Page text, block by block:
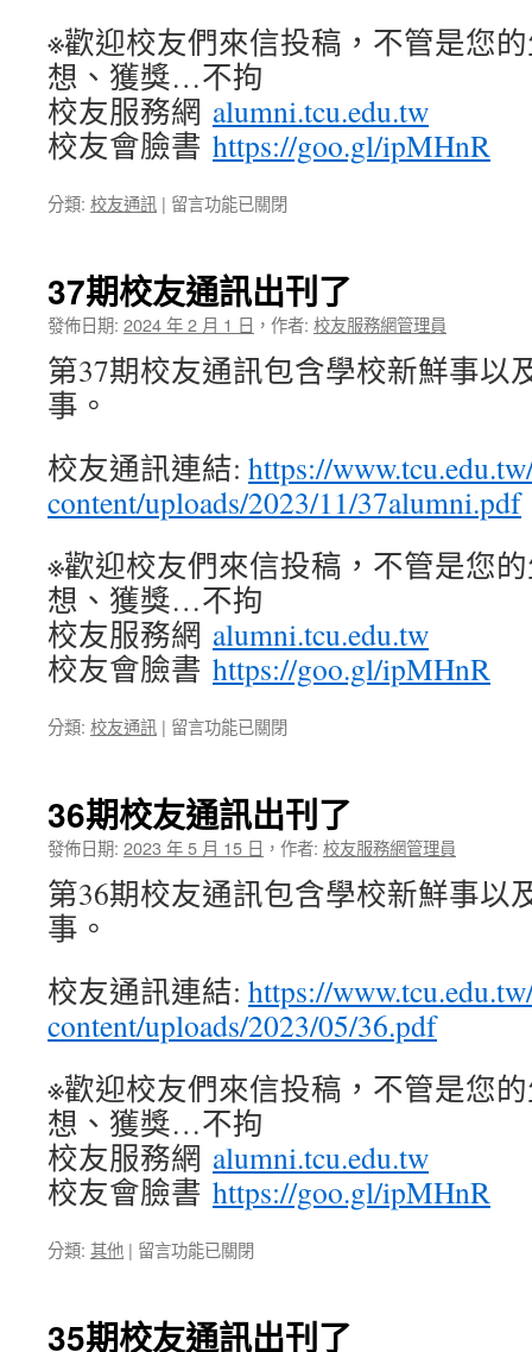
※歡迎校友們來信投稿，不管是您
想、獲獎…不拘
校友服務網 alumni.tcu.edu.tw
校友會臉書 https://goo.gl/ipMHnR
分類: 校友通訊 | 在
友
通
出
刊
留言功能已關閉
37期校友通訊出刊了
發佈日期: 2024 年 2 月 1 日 ， 作者: 校友服務網管理員
第37期校友通訊包含學校新鮮事以
事。
校友通訊連結: https://
content/uploads/2023/11/37alumni.pdf
※歡迎校友們來信投稿，不管是您
想、獲獎…不拘
校友服務網 alumni.tcu.edu.tw
校友會臉書 https://goo.gl/ipMHnR
分類: 校友通訊 | 在
友
通
出
刊
留言功能已關閉
36期校友通訊出刊了
發佈日期: 2023 年 5 月 15 日 ， 作者: 校友服務網管理員
第36期校友通訊包含學校新鮮事以
事。
校友通訊連結: https://
content/uploads/2023/05/36.pdf
※歡迎校友們來信投稿，不管是您
想、獲獎…不拘
校友服務網 alumni.tcu.edu.tw
校友會臉書 https://goo.gl/ipMHnR
分類: 其他 | 在
校
友
留言功能已關閉
35期校友通訊出刊了